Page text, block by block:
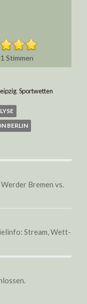
1 Stimmen
,Sportwetten
BERLIN
Bremen vs.
Stream, Wett-